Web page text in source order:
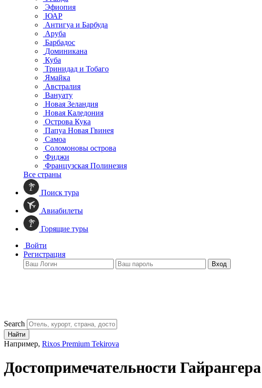
Эфиопия
ЮАР
Антигуа и Барбуда
Аруба
Барбадос
Доминикана
Куба
Тринидад и Тобаго
Ямайка
Австралия
Вануату
Новая Зеландия
Новая Каледония
Острова Кука
Папуа Новая Гвинея
Самоа
Соломоновы острова
Фиджи
Французская Полинезия
Все страны
Поиск тура
Авиабилеты
Горящие туры
Войти
Регистрация
Вход
Search
Найти
Например, Rixos Premium Tekirova
Достопримечательности Гайрангера